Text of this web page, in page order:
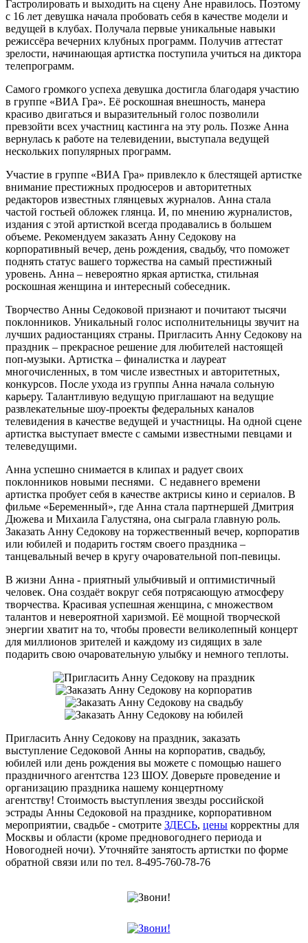
Гастролировать и выходить на сцену Ане нравилось. Поэтому
с 16 лет девушка начала пробовать себя в качестве модели и
ведущей в клубах. Получала первые уникальные навыки
режиссёра вечерних клубных программ. Получив аттестат
зрелости, начинающая артистка поступила учиться на диктора
телепрограмм.
Самого громкого успеха девушка достигла благодаря участию
в группе «ВИА Гра». Её роскошная внешность, манера
красиво двигаться и выразительный голос позволили
превзойти всех участниц кастинга на эту роль. Позже Анна
вернулась к работе на телевидении, выступала ведущей
нескольких популярных программ.
Участие в группе «ВИА Гра» привлекло к блестящей артистке
внимание престижных продюсеров и авторитетных
редакторов известных глянцевых журналов. Анна стала
частой гостьей обложек глянца. И, по мнению журналистов,
издания с этой артисткой всегда продавались в большем
объеме. Рекомендуем заказать Анну Седокову на
корпоративный вечер, день рождения, свадьбу, что поможет
поднять статус вашего торжества на самый престижный
уровень. Анна – невероятно яркая артистка, стильная
роскошная женщина и интересный собеседник.
Творчество Анны Седоковой признают и почитают тысячи
поклонников. Уникальный голос исполнительницы звучит на
лучших радиостанциях страны. Пригласить Анну Седокову на
праздник – прекрасное решение для любителей настоящей
поп-музыки. Артистка – финалистка и лауреат
многочисленных, в том числе известных и авторитетных,
конкурсов. После ухода из группы Анна начала сольную
карьеру. Талантливую ведущую приглашают на ведущие
развлекательные шоу-проекты федеральных каналов
телевидения в качестве ведущей и участницы. На одной сцене
артистка выступает вместе с самыми известными певцами и
телеведущими.
Анна успешно снимается в клипах и радует своих
поклонников новыми песнями. С недавнего времени
артистка пробует себя в качестве актрисы кино и сериалов. В
фильме «Беременный», где Анна стала партнершей Дмитрия
Дюжева и Михаила Галустяна, она сыграла главную роль.
Заказать Анну Седокову на торжественный вечер, корпоратив
или юбилей и подарить гостям своего праздника –
танцевальный вечер в кругу очаровательной поп-певицы.
В жизни Анна - приятный улыбчивый и оптимистичный
человек. Она создаёт вокруг себя потрясающую атмосферу
творчества. Красивая успешная женщина, с множеством
талантов и невероятной харизмой. Её мощной творческой
энергии хватит на то, чтобы провести великолепный концерт
для миллионов зрителей и каждому из сидящих в зале
подарить свою очаровательную улыбку и немного теплоты.
Пригласить Анну Седокову на праздник, заказать
выступление Седоковой Анны на корпоратив, свадьбу,
юбилей или день рождения вы можете с помощью нашего
праздничного агентства 123 ШОУ. Доверьте проведение и
организацию праздника нашему концертному
агентству! Стоимость выступления звезды российской
эстрады Анны Седоковой на празднике, корпоративном
мероприятии, свадьбе - смотрите ЗДЕСЬ, цены корректны для
Москвы и области (кроме предновогоднего периода и
Новогодней ночи). Уточняйте занятость артистки по форме
обратной связи или по тел. 8-495-760-78-76